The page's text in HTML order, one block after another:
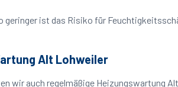
geringer ist das Risiko für
Alt Lohweiler
wir auch regelmäßige Heizungswartung